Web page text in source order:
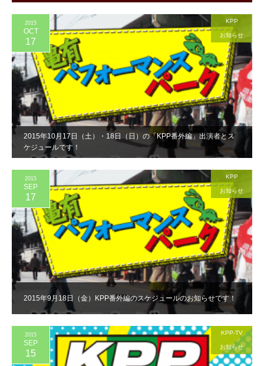
2015年10月17日（土）・18日（日）の「KPP番外編」出演者とス
ケジュールです！
2015
OCT
17
KPP
お知らせ
2015年9月18日（金）KPP番外編のスケジュールのお知らせです！
2015
SEP
17
KPP
お知らせ
2015
SEP
15
KPP-TV
お知らせ